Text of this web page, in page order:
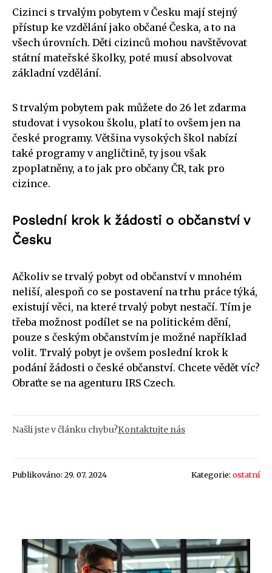
Cizinci s trvalým pobytem v Česku mají stejný
přístup ke vzdělání jako občané Česka, a to na
všech úrovních. Děti cizinců mohou navštěvovat
státní mateřské školky, poté musí absolvovat
základní vzdělání.
S trvalým pobytem pak můžete do 26 let zdarma
studovat i vysokou školu, platí to ovšem jen na
české programy. Většina vysokých škol nabízí
také programy v angličtině, ty jsou však
zpoplatněny, a to jak pro občany ČR, tak pro
cizince.
Poslední krok k žádosti o občanství v
Česku
Ačkoliv se trvalý pobyt od občanství v mnohém
neliší, alespoň co se postavení na trhu práce týká,
existují věci, na které trvalý pobyt nestačí. Tím je
třeba možnost podílet se na politickém dění,
pouze s českým občanstvím je možné například
volit. Trvalý pobyt je ovšem poslední krok k
podání žádosti o české občanství. Chcete vědět víc?
Obraťte se na agenturu IRS Czech.
Našli jste v článku chybu?Kontaktujte nás
Publikováno: 29. 07. 2024 Kategorie: ostatní